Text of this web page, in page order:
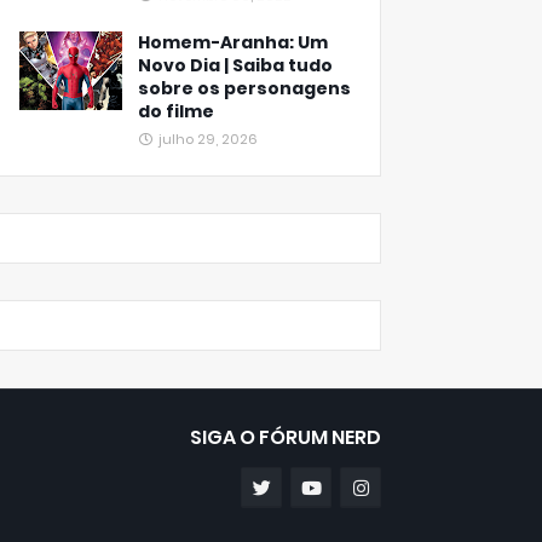
Homem-Aranha: Um
Novo Dia | Saiba tudo
sobre os personagens
do filme
julho 29, 2026
SIGA O FÓRUM NERD